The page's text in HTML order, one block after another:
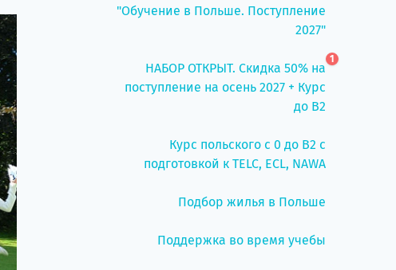
"Обучение в Польше. Поступление
2027"
НАБОР ОТКРЫТ. Скидка 50% на
поступление на осень 2027 + Курс
до B2
1
Курс польского с 0 до B2 с
подготовкой к TELC, ECL, NAWA
Подбор жилья в Польше
Поддержка во время учебы